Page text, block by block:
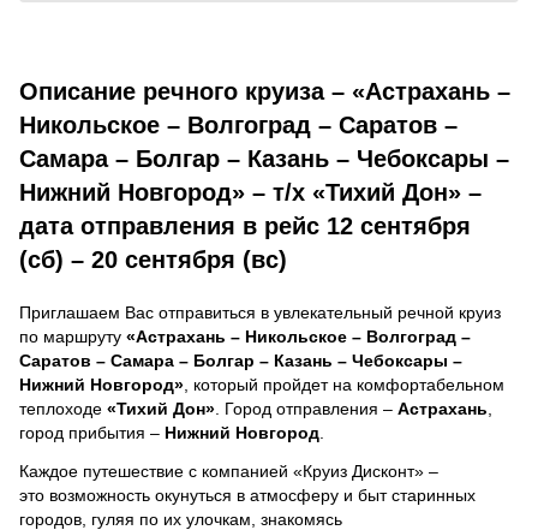
Описание речного круиза – «Астрахань –
Никольское – Волгоград – Саратов –
Самара – Болгар – Казань – Чебоксары –
Нижний Новгород» – т/х «Тихий Дон» –
дата отправления в рейс 12 сентября
(сб) – 20 сентября (вс)
Приглашаем Вас отправиться в увлекательный речной круиз
по маршруту «Астрахань – Никольское – Волгоград –
Саратов – Самара – Болгар – Казань – Чебоксары –
Нижний Новгород» , который пройдет на комфортабельном
теплоходе «Тихий Дон» . Город отправления – Астрахань
город прибытия – Нижний Новгород
Каждое путешествие с компанией «Круиз Дисконт» –
это возможность окунуться в атмосферу и быт старинных
городов, гуляя по их улочкам, знакомясь